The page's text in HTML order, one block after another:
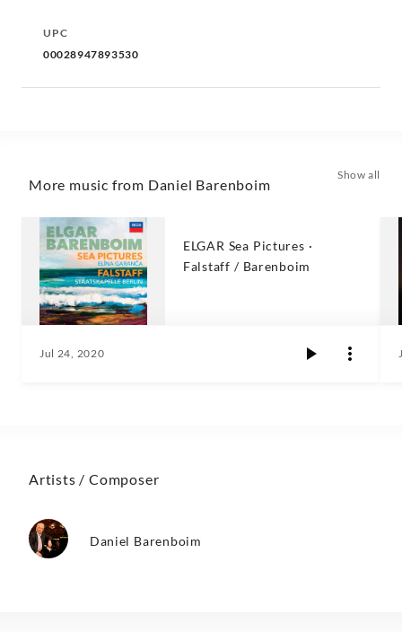
UPC
00028947893530
More music from Daniel Barenboim
Show all
ELGAR Sea Pictures ·
Falstaff / Barenboim
Jul 24, 2020
Artists / Composer
Daniel Barenboim